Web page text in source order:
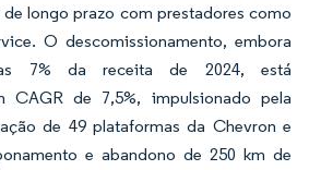
longo prazo com prestadores como
O descomissionamento, embora
7% da receita de 2024, está
CAGR de 7,5%, impulsionado pela
de 49 plataformas da Chevron e
e abandono de 250 km de